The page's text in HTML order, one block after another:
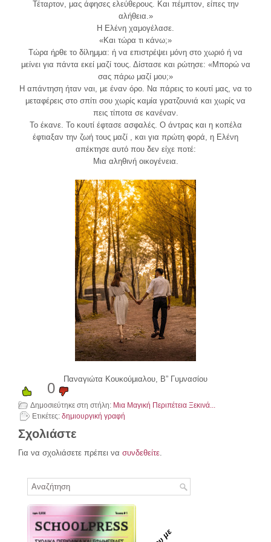
Τέταρτον, μας άφησες ελεύθερους. Και πέμπτον, είπες την
αλήθεια.»
Η Ελένη χαμογέλασε.
«Και τώρα τι κάνω;»
Τώρα ήρθε το δίλημμα: ή να επιστρέψει μόνη στο χωριό ή να
μείνει για πάντα εκεί μαζί τους. Δίστασε και ρώτησε: «Μπορώ να
σας πάρω μαζί μου;»
Η απάντηση ήταν ναι, με έναν όρο. Να πάρεις το κουτί μας, να το
μεταφέρεις στο σπίτι σου χωρίς καμία γρατζουνιά και χωρίς να
πεις τίποτα σε κανέναν.
Το έκανε. Το κουτί έφτασε ασφαλές. Ο άντρας και η κοπέλα
έφτιαξαν την ζωή τους μαζί , και για πρώτη φορά, η Ελένη
απέκτησε αυτό που δεν είχε ποτέ:
Μια αληθινή οικογένεια.
Παναγιώτα Κουκούμιαλου, Β” Γυμνασίου
0
Δημοσιεύτηκε στη στήλη: Μια Μαγική Περιπέτεια Ξεκινά...
Ετικέτες: δημιουργική γραφή
Σχολιάστε
Για να σχολιάσετε πρέπει να συνδεθείτε